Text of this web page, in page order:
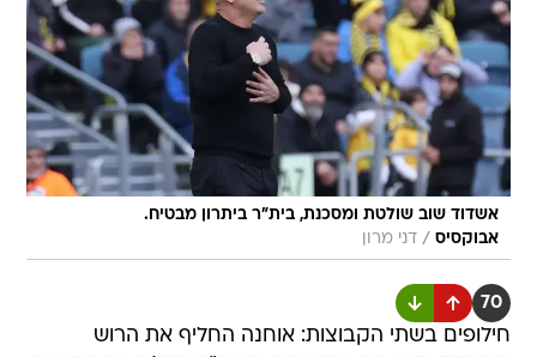
אשדוד שוב שולטת ומסכנת, בית"ר ביתרון מבטיח.
אבוקסיס / דני מרון
70
חילופים בשתי הקבוצות: אוחנה החליף את הרוש